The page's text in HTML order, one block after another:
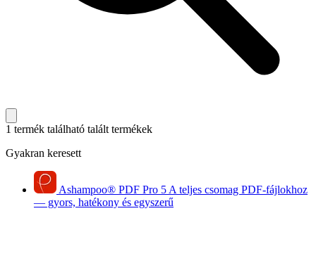
1 termék található talált termékek
Gyakran keresett
Ashampoo® PDF Pro 5 A teljes csomag PDF-fájlokhoz
— gyors, hatékony és egyszerű